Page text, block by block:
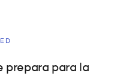
prepara para la